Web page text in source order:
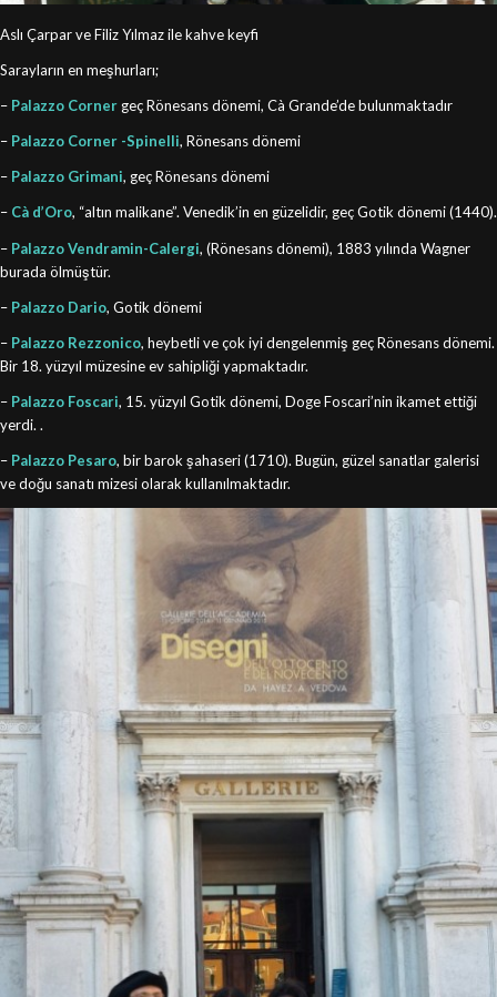
Aslı Çarpar ve Filiz Yılmaz ile kahve keyfi
Sarayların en meşhurları;
– Palazzo Corner geç Rönesans dönemi, Cà Grande’de bulunmaktadır
– Palazzo Corner -Spinelli, Rönesans dönemi
– Palazzo Grimani, geç Rönesans dönemi
– Cà d’Oro, “altın malikane”. Venedik’in en güzelidir, geç Gotik dönemi (1440).
– Palazzo Vendramin-Calergi, (Rönesans dönemi), 1883 yılında Wagner
burada ölmüştür.
– Palazzo Dario, Gotik dönemi
– Palazzo Rezzonico, heybetli ve çok iyi dengelenmiş geç Rönesans dönemi.
Bir 18. yüzyıl müzesine ev sahipliği yapmaktadır.
– Palazzo Foscari, 15. yüzyıl Gotik dönemi, Doge Foscari’nin ikamet ettiği
yerdi. .
– Palazzo Pesaro, bir barok şahaseri (1710). Bugün, güzel sanatlar galerisi
ve doğu sanatı mizesi olarak kullanılmaktadır.